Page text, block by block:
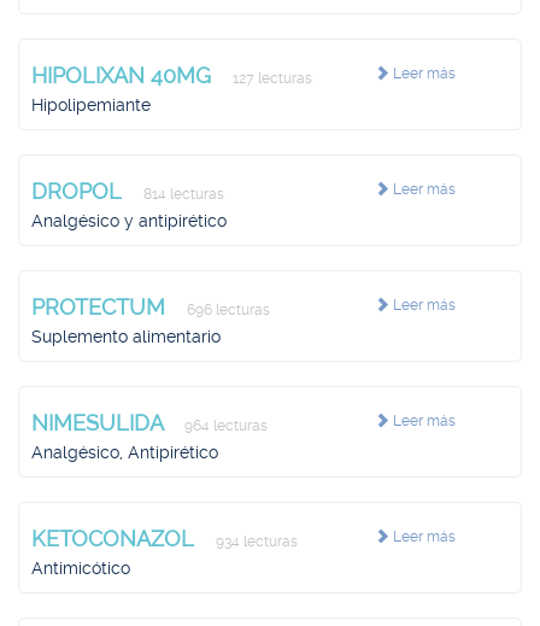
Leer más
HIPOLIXAN 40MG 127 lecturas
Hipolipemiante
Leer más
DROPOL 814 lecturas
Analgésico y antipirético
Leer más
PROTECTUM 696 lecturas
Suplemento alimentario
Leer más
NIMESULIDA 964 lecturas
Analgésico, Antipirético
Leer más
KETOCONAZOL 934 lecturas
Antimicótico